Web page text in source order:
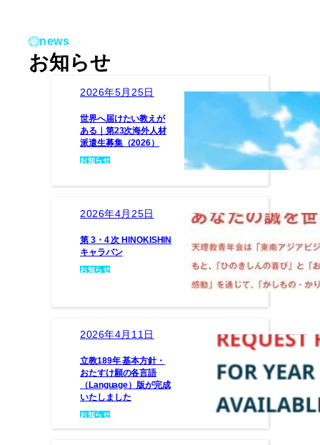
news
お知らせ
2026年5月25日
世界へ届けたい教えが
ある｜第23次海外人材
派遣生募集（2026）
お知らせ
2026年4月25日
第 3・4 次 HINOKISHIN
キャラバン
お知らせ
2026年4月11日
立教189年 基本方針・
おたすけ願の各言語
（Language）版が完成
いたしました
お知らせ